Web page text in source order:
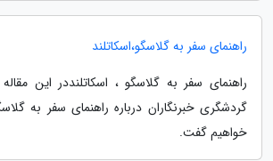
راهنمای سفر به گلاسگو،اسکاتلند
راهنمای سفر به گلاسگو ، اسکاتلنددر این
گردشگری خبرنگاران درباره راهنمای سفر به
خواهیم گفت.